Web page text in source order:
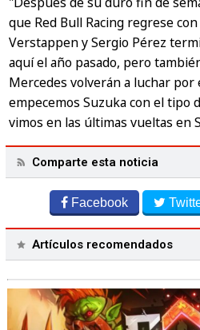
que Red Bull Racing regrese
Verstappen y Sergio Pérez
aquí el año pasado, pero
Mercedes volverán a luchar por
empecemos Suzuka con el tipo
vimos en las últimas vueltas en
Comparte esta noticia
Facebook
Artículos recomendados